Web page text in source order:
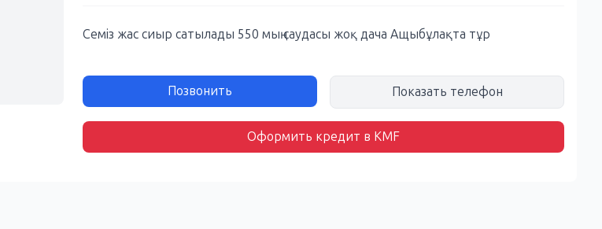
Семіз жас сиыр сатылады 550 мың саудасы жоқ дача Ащыбұлақта тұр
Позвонить Показать телефон
Оформить кредит в KMF